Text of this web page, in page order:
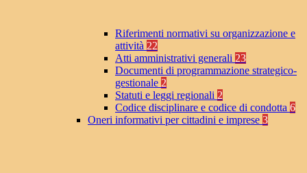
Riferimenti normativi su organizzazione e
attività 22
Atti amministrativi generali 23
Documenti di programmazione strategico-
gestionale 2
Statuti e leggi regionali 2
Codice disciplinare e codice di condotta 6
Oneri informativi per cittadini e imprese 3